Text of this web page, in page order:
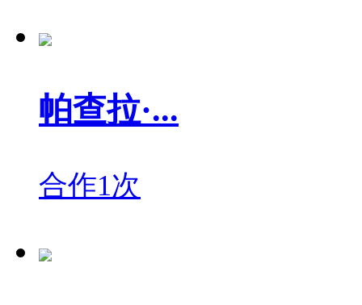
帕查拉·...
合作1次